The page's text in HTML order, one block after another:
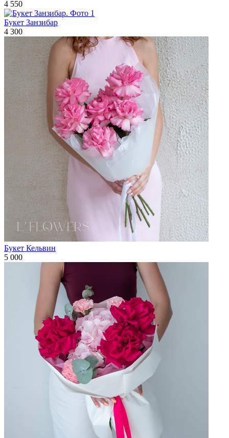
4 550
Букет Занзибар
4 300
Букет Кельвин
5 000